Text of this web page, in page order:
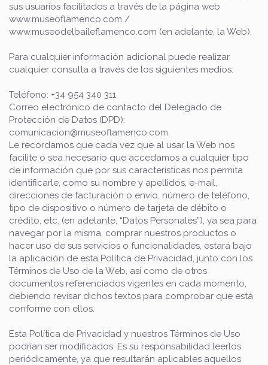
sus usuarios facilitados a través de la página web
www.museoflamenco.com /
www.museodelbaileflamenco.com (en adelante, la Web).
Para cualquier información adicional puede realizar
cualquier consulta a través de los siguientes medios:
Teléfono: +34 954 340 311
Correo electrónico de contacto del Delegado de
Protección de Datos (DPD):
comunicacion@museoflamenco.com.
Le recordamos que cada vez que al usar la Web nos
facilite o sea necesario que accedamos a cualquier tipo
de información que por sus características nos permita
identificarle, como su nombre y apellidos, e-mail,
direcciones de facturación o envío, número de teléfono,
tipo de dispositivo o número de tarjeta de débito o
crédito, etc. (en adelante, “Datos Personales”), ya sea para
navegar por la misma, comprar nuestros productos o
hacer uso de sus servicios o funcionalidades, estará bajo
la aplicación de esta Política de Privacidad, junto con los
Términos de Uso de la Web, así como de otros
documentos referenciados vigentes en cada momento,
debiendo revisar dichos textos para comprobar que está
conforme con ellos.
Esta Política de Privacidad y nuestros Términos de Uso
podrían ser modificados. Es su responsabilidad leerlos
periódicamente, ya que resultarán aplicables aquellos